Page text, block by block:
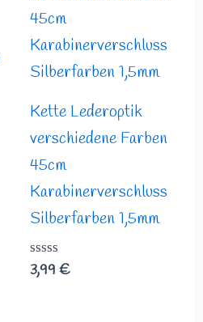
Kette Lederoptik
verschiedene Farben
45cm
Karabinerverschluss
Silberfarben 1,5mm
Bewertet
mit
3,99 €